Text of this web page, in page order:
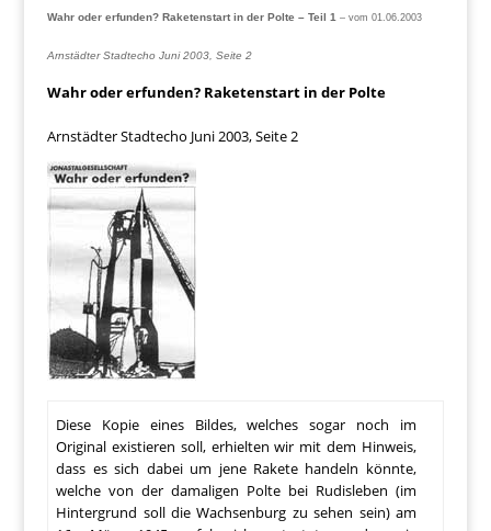
Wahr oder erfunden? Raketenstart in der Polte – Teil 1 – vom 01.06.2003
Arnstädter Stadtecho Juni 2003, Seite 2
Wahr oder erfunden? Raketenstart in der Polte
Arnstädter Stadtecho Juni 2003, Seite 2
Diese Kopie eines Bildes, welches sogar noch im
Original existieren soll, erhielten wir mit dem Hinweis,
dass es sich dabei um jene Rakete handeln könnte,
welche von der damaligen Polte bei Rudisleben (im
Hintergrund soll die Wachsenburg zu sehen sein) am